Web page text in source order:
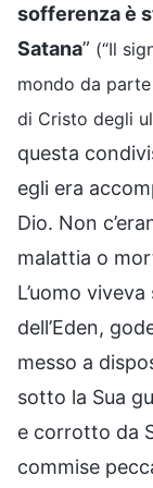
sofferenza è
Satana” (“Il
mondo da
di Cristo degli
questa
egli era
Dio. Non
malattia o
L’uomo
dell’Eden,
messo a
sotto la Sua
e corrotto da
commise